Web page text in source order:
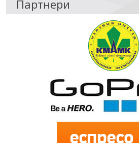
Партнери